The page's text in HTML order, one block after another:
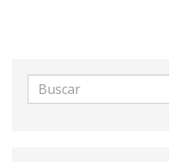
Formulario
de